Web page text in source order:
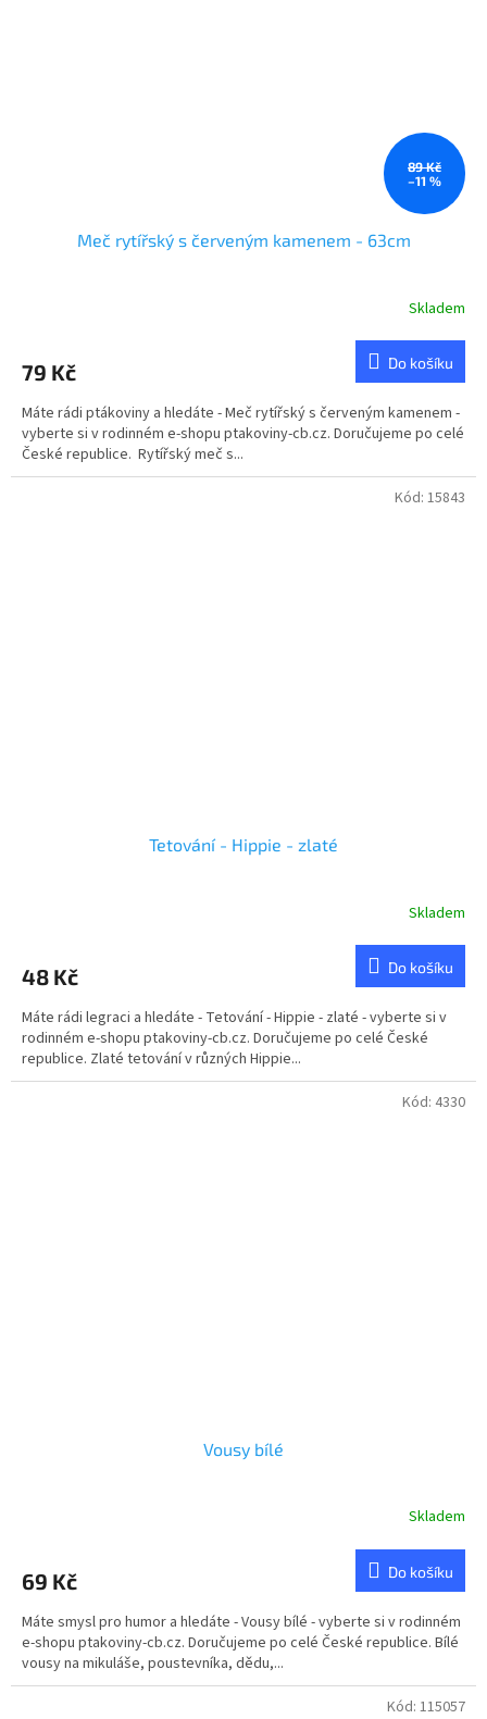
89 Kč
–11 %
Meč rytířský s červeným kamenem - 63cm
Skladem
79 Kč Do košíku
Máte rádi ptákoviny a hledáte - Meč rytířský s červeným kamenem -
vyberte si v rodinném e-shopu ptakoviny-cb.cz. Doručujeme po celé
České republice. Rytířský meč s...
Tetování - Hippie - zlaté
Skladem
48 Kč Do košíku
Máte rádi legraci a hledáte - Tetování - Hippie - zlaté - vyberte si v
rodinném e-shopu ptakoviny-cb.cz. Doručujeme po celé České
republice. Zlaté tetování v různých Hippie...
Kód: 15843
Vousy bílé
Skladem
69 Kč Do košíku
Máte smysl pro humor a hledáte - Vousy bílé - vyberte si v rodinném
e-shopu ptakoviny-cb.cz. Doručujeme po celé České republice. Bílé
vousy na mikuláše, poustevníka, dědu,...
Kód: 4330
Kód: 115057